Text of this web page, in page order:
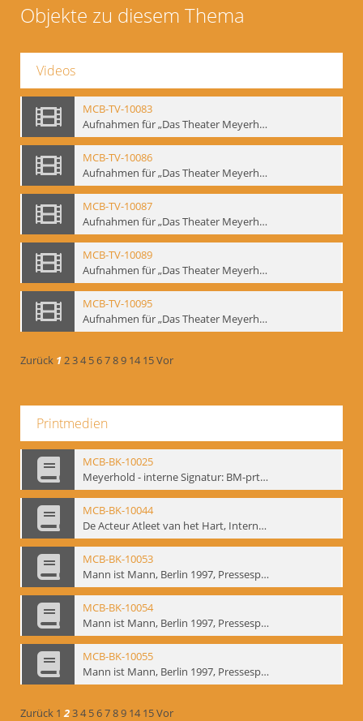
Objekte zu diesem Thema
Videos
MCB-TV-10083
Aufnahmen für „Das Theater Meyerholds und die Biomechanik“ (1). Demonstration der Etüde „Die Ohrfeige“ in verschiedenen Variationen, Ausschnitt 1 - Interne Signatur: BM-vid-1_A1
MCB-TV-10086
Aufnahmen für „Das Theater Meyerholds und die Biomechanik“ (2). Demonstration der Etüde „Die Ohrfeige“ in verschiedenen Variationen, Ausschnitt 1 - Interne Signatur: BM-vid-2_A1
MCB-TV-10087
Aufnahmen für „Das Theater Meyerholds und die Biomechanik“ (2). Demonstration der Etüde „Die Ohrfeige“ in verschiedenen Variationen, Ausschnitt 2 - Interne Signatur: BM-vid-2_A2
MCB-TV-10089
Aufnahmen für „Das Theater Meyerholds und die Biomechanik“ (3). Etüde „Der Dolchstoß“, Ausschnitt 1 - Interne Signatur: BM-vid-3_A1
MCB-TV-10095
Aufnahmen für „Das Theater Meyerholds und die Biomechanik“ (6). Biomechanische Grundelemente und szenische Umsetzung, Ausschnitt 1 - Interne Signatur: BM-vid-6_A1
Zurück 1234 56789 14 15Vor
Printmedien
MCB-BK-10025
Meyerhold - interne Signatur: BM-prt-233
MCB-BK-10044
De Acteur Atleet van het Hart, Internationale Konferenz, Gent, 17.11.2004 - interne Signatur: BM-prt-253
MCB-BK-10053
Mann ist Mann, Berlin 1997, Pressespiegel - interne Signatur: BM-prt-262-1
MCB-BK-10054
Mann ist Mann, Berlin 1997, Pressespiegel - interne Signatur: BM-prt-262-2
MCB-BK-10055
Mann ist Mann, Berlin 1997, Pressespiegel - interne Signatur: BM-prt-262-3
Zurück 1 234 56789 14 15Vor